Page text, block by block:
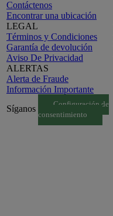
Contáctenos
Encontrar una ubicación
LEGAL
Términos y Condiciones
Garantía de devolución
Aviso De Privacidad
ALERTAS
Alerta de Fraude
Información Importante
Síganos
Configuración de
consentimiento